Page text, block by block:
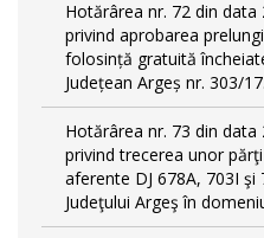
Hotărârea nr. 72 din
privind aprobarea
folosință gratuită
Județean Argeș nr. 303/
Hotărârea nr. 73 din
privind trecerea unor
aferente DJ 678A, 703I
Judeţului Argeş în